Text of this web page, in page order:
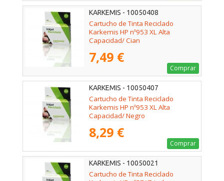
KARKEMIS - 10050408
Cartucho de Tinta Reciclado
Karkemis HP nº953 XL Alta
Capacidad/ Cian
7,49 €
Comprar
KARKEMIS - 10050407
Cartucho de Tinta Reciclado
Karkemis HP nº953 XL Alta
Capacidad/ Negro
8,29 €
Comprar
KARKEMIS - 10050021
Cartucho de Tinta Reciclado